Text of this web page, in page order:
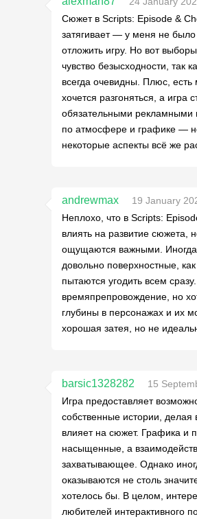
Сюжет в Scripts: Episode &
затягивает — у меня не
отложить игру. Но вот
чувство безысходности, так
всегда очевидны. Плюс, есть
хочется разгоняться, а игра
обязательными рекламными
по атмосфере и графике —
некоторые аспекты всё же
andrewmax
19 January
Неплохо, что в Scripts:
влиять на развитие сюжета,
ощущаются важными. Иногда
довольно поверхностные,
пытаются угодить всем
времяпрепровождение, но
глубины в персонажах и их
хорошая затея, но не
barsic1328282
15
Игра предоставляет
собственные истории, делая
влияет на сюжет. Графика и
насыщенные, а
захватывающее. Однако
оказываются не столь
хотелось бы. В целом,
любителей интерактивного